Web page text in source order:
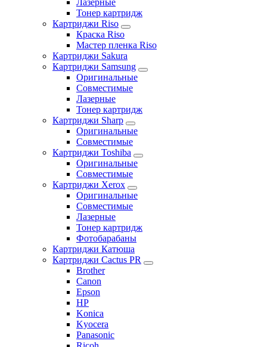
Лазерные
Тонер картридж
Картриджи Riso
Краска Riso
Мастер пленка Riso
Картриджи Sakura
Картриджи Samsung
Оригинальные
Совместимые
Лазерные
Тонер картридж
Картриджи Sharp
Оригинальные
Совместимые
Картриджи Toshiba
Оригинальные
Совместимые
Картриджи Xerox
Оригинальные
Совместимые
Лазерные
Тонер картридж
Фотобарабаны
Картриджи Катюша
Картриджи Cactus PR
Brother
Canon
Epson
HP
Konica
Kyocera
Panasonic